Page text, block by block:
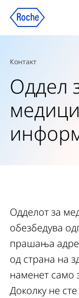
Контакт
Оддел
Одделот за
обезбедува
прашања
од страна на
наменет само
Доколку не